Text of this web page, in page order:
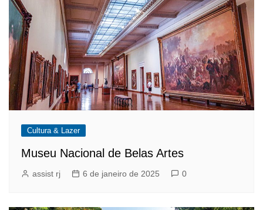
Cultura & Lazer
Museu Nacional de Belas Artes
assist rj 6 de janeiro de 2025 0